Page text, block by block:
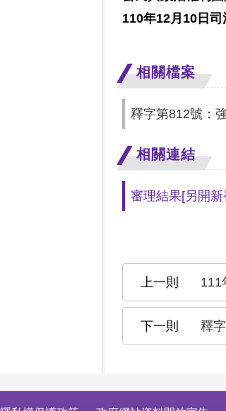
110年12月 10日司
相關檔案
釋字第812號：
相關連結
審理結果[另開新
111
釋